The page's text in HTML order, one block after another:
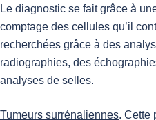
Le diagnostic se fait grâce à
comptage des cellules qu’il
recherchées grâce à des
radiographies, des
analyses de selles.
Tumeurs surrénaliennes. Cette